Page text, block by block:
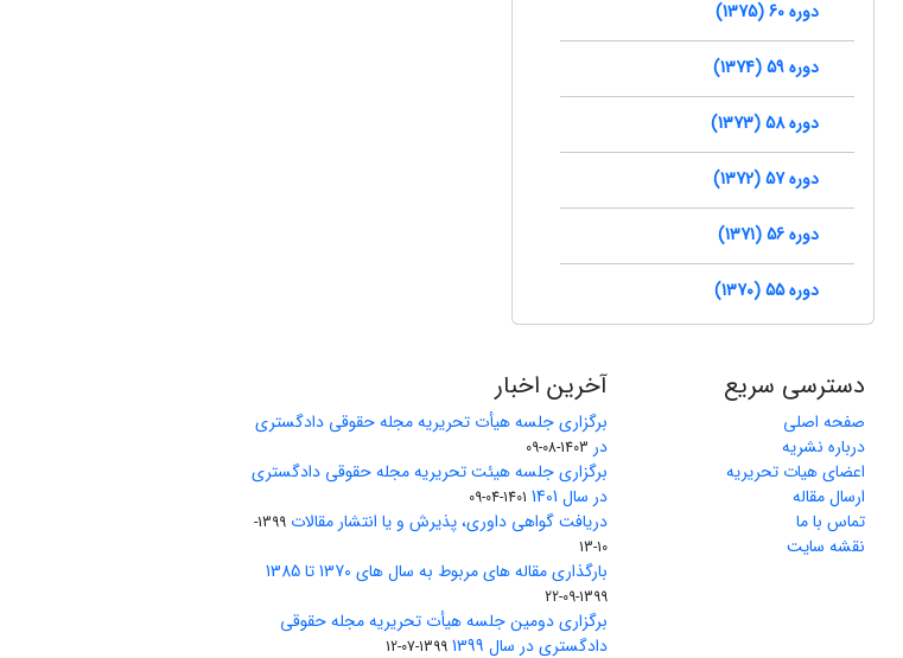
دوره 60 (1375)
دوره 59 (1374)
دوره 58 (1373)
دوره 57 (1372)
دوره 56 (1371)
دوره 55 (1370)
دسترسی سریع
صفحه اصلی
درباره نشریه
اعضای هیات تحریریه
ارسال مقاله
تماس با ما
نقشه سایت
آخرین اخبار
برگزاری جلسه هیأت تحریریه مجله حقوقی دادگستری
در 1403-08-09
برگزاری جلسه هیئت تحریریه مجله حقوقی دادگستری
در سال 1401
1401-04-09
دریافت گواهی داوری، پذیرش و یا انتشار مقالات
1399-
10-13
بارگذاری مقاله های مربوط به سال های 1370 تا 1385
1399-09-22
برگزاری دومین جلسه هیأت تحریریه مجله حقوقی
دادگستری در سال 1399
1399-07-12